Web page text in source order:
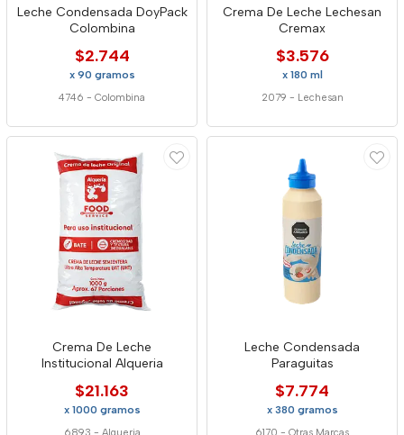
Leche Condensada DoyPack
Colombina
$2.744
x 90 gramos
4746 - Colombina
Crema De Leche Lechesan
Cremax
$3.576
x 180 ml
2079 - Lechesan
Crema De Leche
Institucional Alqueria
$21.163
x 1000 gramos
Leche Condensada
Paraguitas
$7.774
x 380 gramos